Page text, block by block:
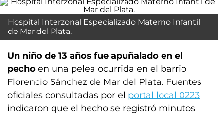
Hospital Interzonal Especializado Materno Infantil
de Mar del Plata.
Un niño de 13 años fue apuñalado en el
pecho en una pelea ocurrida en el barrio
Florencio Sánchez de Mar del Plata. Fuentes
oficiales consultadas por el portal local 0223
indicaron que el hecho se registró minutos